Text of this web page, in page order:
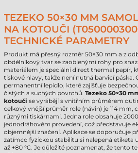
TEZEKO 50×30 MM
NA KOTOUČI
TECHNICKÉ PARAMETRY
Produkt má přesný rozměr 50×30 mm a z
obdélníkový tvar se zaoblenými rohy pro
materiálem je speciální direct thermal papír,
tiskové hlavy, takže není nutná barvicí páska.
permanentní lepidlo, které zajišťuje
čistých a suchých povrchů. Tezeko 50×30
kotouči se vyrábějí s vnitřním průměrem
celkový vnější průměr role (návin) je 114
různými tiskárnami. Jedna role obsahuje
jednodráhovém provedení, což představuje
objemnější značení. Aplikace se doporučuje
zatímco fyzickou stabilitu si nalepená etiketa
až +80 °C. Je důležité poznamenat, že tento